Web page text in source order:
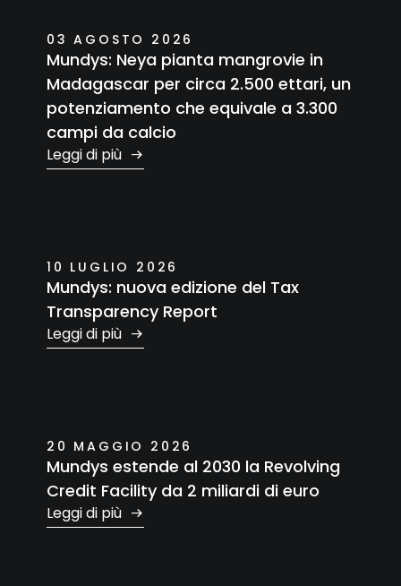
03 AGOSTO 2026
Mundys: Neya pianta mangrovie in
Madagascar per circa 2.500 ettari, un
potenziamento che equivale a 3.300
campi da calcio
Leggi di più
10 LUGLIO 2026
Mundys: nuova edizione del Tax
Transparency Report
Leggi di più
20 MAGGIO 2026
Mundys estende al 2030 la Revolving
Credit Facility da 2 miliardi di euro
Leggi di più